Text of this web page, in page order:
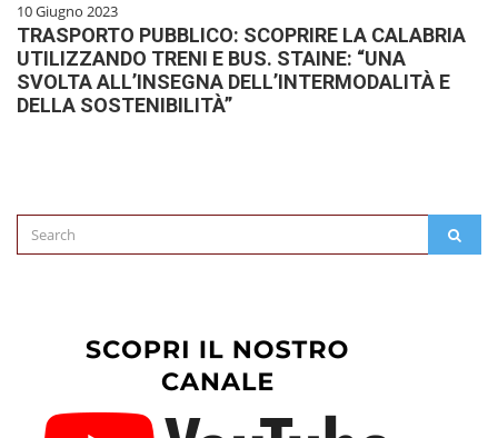
10 Giugno 2023
TRASPORTO PUBBLICO: SCOPRIRE LA CALABRIA
UTILIZZANDO TRENI E BUS. STAINE: “UNA
SVOLTA ALL’INSEGNA DELL’INTERMODALITÀ E
DELLA SOSTENIBILITÀ”
Search
for: